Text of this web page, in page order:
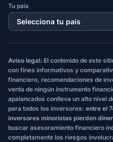
Tu país
Aviso legal: El contenido de este
con fines informativos y
financiero, recomendaciones de
venta de ningún instrumento
apalancados conlleva un alto nivel
para todos los inversores: entre el
inversores minoristas pierden
buscar asesoramiento financiero
completamente los riesgos